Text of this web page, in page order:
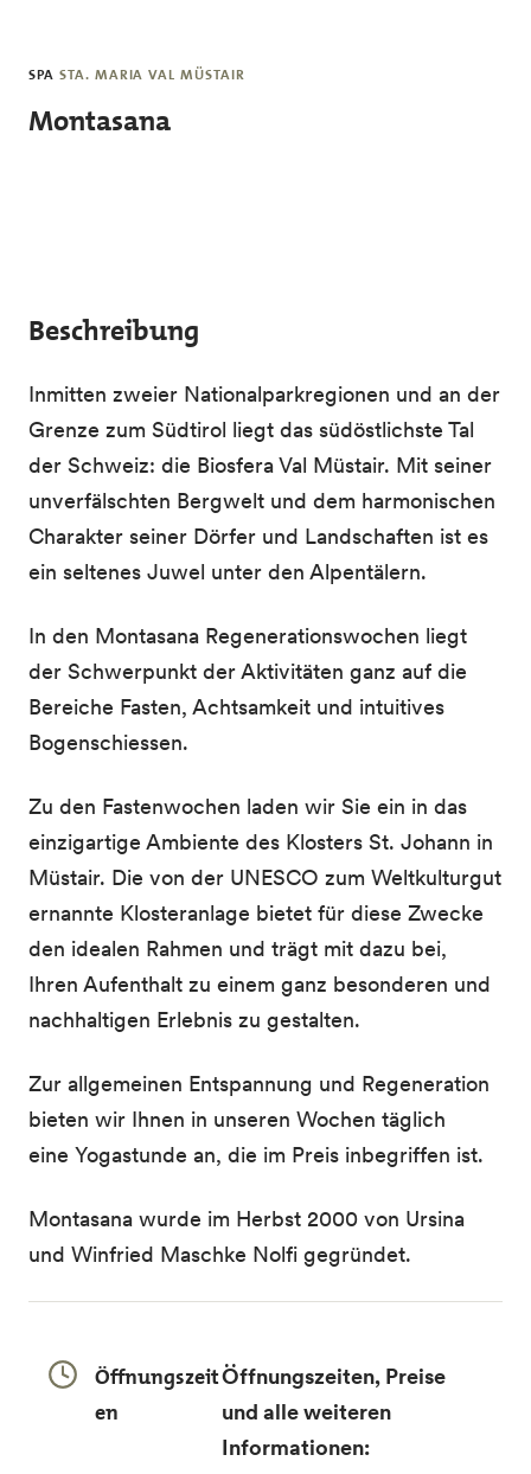
SPA STA. MARIA VAL MÜSTAIR
Montasana
Beschreibung
Inmitten zweier Nationalparkregionen und an der
Grenze zum Südtirol liegt das südöstlichste Tal
der Schweiz: die Biosfera Val Müstair. Mit seiner
unverfälschten Bergwelt und dem harmonischen
Charakter seiner Dörfer und Landschaften ist es
ein seltenes Juwel unter den Alpentälern.
In den Montasana Regenerationswochen liegt
der Schwerpunkt der Aktivitäten ganz auf die
Bereiche Fasten, Achtsamkeit und intuitives
Bogenschiessen.
Zu den Fastenwochen laden wir Sie ein in das
einzigartige Ambiente des Klosters St. Johann in
Müstair. Die von der UNESCO zum Weltkulturgut
ernannte Klosteranlage bietet für diese Zwecke
den idealen Rahmen und trägt mit dazu bei,
Ihren Aufenthalt zu einem ganz besonderen und
nachhaltigen Erlebnis zu gestalten.
Zur allgemeinen Entspannung und Regeneration
bieten wir Ihnen in unseren Wochen täglich
eine Yogastunde an, die im Preis inbegriffen ist.
Montasana wurde im Herbst 2000 von Ursina
und Winfried Maschke Nolfi gegründet.
Öffnungszeit
en
Öffnungszeiten, Preise
und alle weiteren
Informationen: